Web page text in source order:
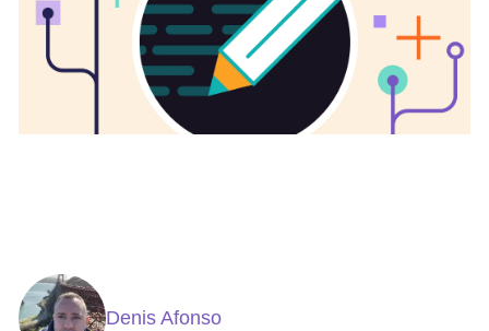
Denis Afonso